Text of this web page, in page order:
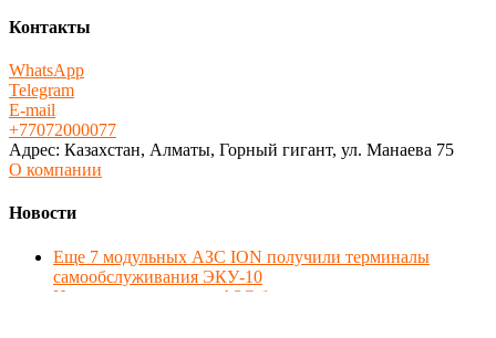
Контакты
WhatsApp
Telegram
E-mail
+77072000077
Адрес: Казахстан, Алматы, Горный гигант, ул. Манаева 75
О компании
Новости
Еще 7 модульных АЗС ION получили терминалы
самообслуживания ЭКУ-10
Наши терминалы для АЗС были представлены на